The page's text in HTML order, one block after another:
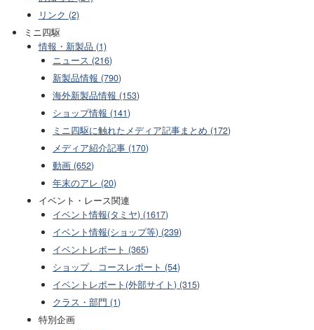
リンク (2)
ミニ四駆
情報・新製品 (1)
ニュース (216)
新製品情報 (790)
海外新製品情報 (153)
ショップ情報 (141)
ミニ四駆に触れたメディア記事まとめ (172)
メディア紹介記事 (170)
動画 (652)
年末のアレ (20)
イベント・レース関連
イベント情報(タミヤ) (1617)
イベント情報(ショップ等) (239)
イベントレポート (365)
ショップ、コースレポート (54)
イベントレポート(外部サイト) (315)
クラス・部門 (1)
特別企画